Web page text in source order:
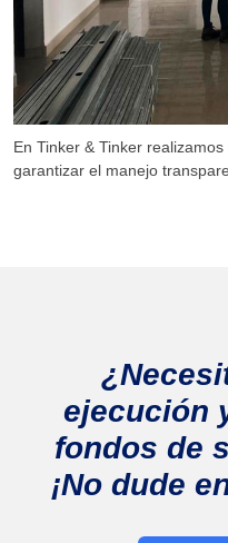
En Tinker & Tinker
garantizar el manejo
ejecución
fondos de
¡No dude